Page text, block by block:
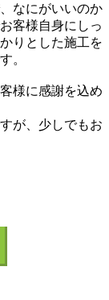
なにがいいのか
客様自身にしっ
りとした施工を
。
様に感謝を込め
が、少しでもお